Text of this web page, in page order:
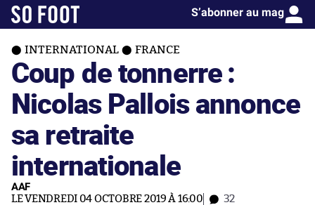
S’abonner au mag
INTERNATIONAL FRANCE
Coup de tonnerre :
Nicolas Pallois annonce
sa retraite
internationale
AAF
LE VENDREDI 04 OCTOBRE 2019 À 16:00 32